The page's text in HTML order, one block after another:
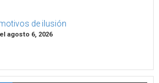
de ilusión
agosto 6, 2026